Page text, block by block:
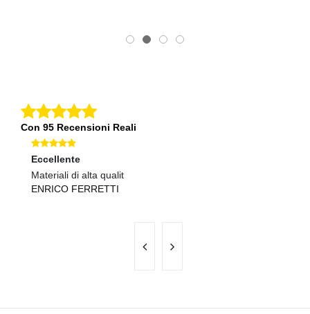
Con 95 Recensioni Reali
Eccellente
Materiali di alta qualit
ENRICO FERRETTI